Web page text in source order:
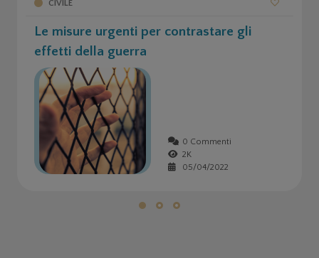
CIVILE
Le misure urgenti per contrastare gli
effetti della guerra
0 Commenti
2K
05/04/2022